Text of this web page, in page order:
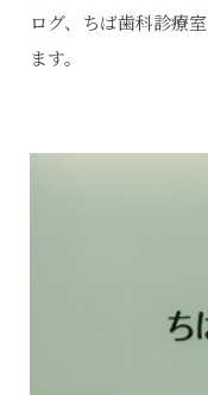
ログ、ちば歯科診療
ます。